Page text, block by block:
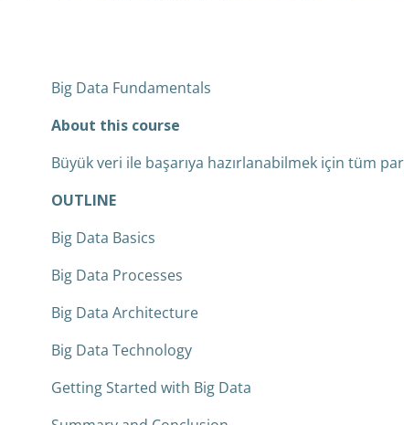
Big Data Fundamentals
About this course
Büyük veri ile başarıya hazırlanabilmek için tüm
OUTLINE
Big Data Basics
Big Data Processes
Big Data Architecture
Big Data Technology
Getting Started with Big Data